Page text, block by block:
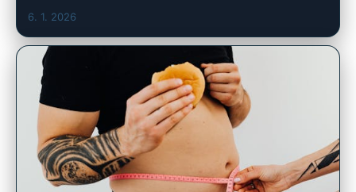
6. 1. 2026